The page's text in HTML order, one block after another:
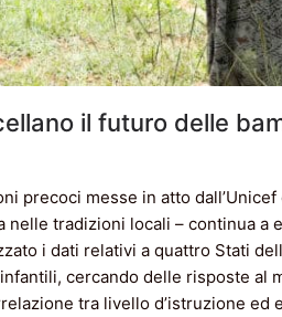
il futuro delle
precoci messe in atto
tradizioni locali – continua a
i dati relativi a quattro Stati
cercando delle risposte al
tra livello d’istruzione ed